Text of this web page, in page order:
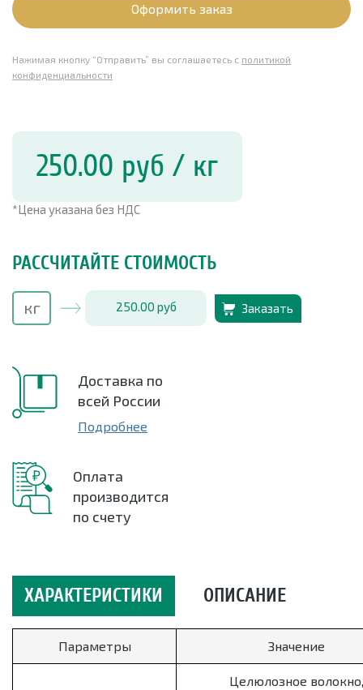
Оформить заказ
Нажимая кнопку “Отправить” вы соглашаетесь с политикой
конфиденциальности
250.00 руб / кг
*Цена указана без НДС
РАССЧИТАЙТЕ СТОИМОСТЬ
250.00 руб Заказать
Доставка по
всей России
Подробнее
Оплата
производится
по счету
ХАРАКТЕРИСТИКИ ОПИСАНИЕ
Параметры Значение
Целюлозное волокно,